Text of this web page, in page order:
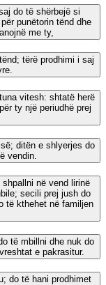
do të shërbejë si
punëtorin tënd dhe
me ty,
tërë prodhimi i saj
vitesh: shtatë herë
ty një periudhë prej
ditën e shlyerjes do
vendin.
në vend lirinë
secili prej jush do
të kthehet në familjen
të mbillni dhe nuk do
e pakrasitur.
do të hani prodhimet